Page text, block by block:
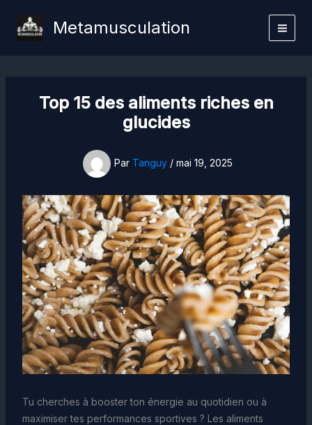
contenu
Metamusculation
Top 15 des aliments riches en
glucides
Par Tanguy / mai 19, 2025
Tu cherches à booster ton énergie au quotidien ou à
maximiser tes performances sportives ? Les aliments